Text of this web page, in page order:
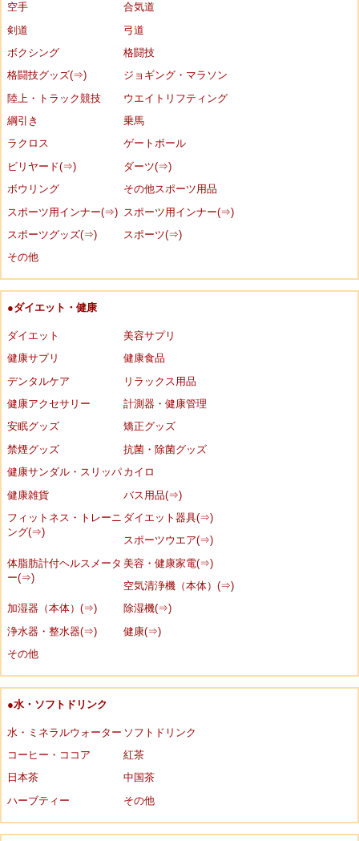
空手
合気道
剣道
弓道
ボクシング
格闘技
格闘技グッズ(⇒)
ジョギング・マラソン
陸上・トラック競技
ウエイトリフティング
綱引き
乗馬
ラクロス
ゲートボール
ビリヤード(⇒)
ダーツ(⇒)
ボウリング
その他スポーツ用品
スポーツ用インナー(⇒)
スポーツ用インナー(⇒)
スポーツグッズ(⇒)
スポーツ(⇒)
その他
●ダイエット・健康
ダイエット
美容サプリ
健康サプリ
健康食品
デンタルケア
リラックス用品
健康アクセサリー
計測器・健康管理
安眠グッズ
矯正グッズ
禁煙グッズ
抗菌・除菌グッズ
健康サンダル・スリッパ カイロ
健康雑貨
バス用品(⇒)
フィットネス・トレーニ
ング(⇒)
ダイエット器具(⇒)
スポーツウエア(⇒)
体脂肪計付ヘルスメータ
ー(⇒)
美容・健康家電(⇒)
空気清浄機（本体）(⇒)
加湿器（本体）(⇒)
除湿機(⇒)
浄水器・整水器(⇒)
健康(⇒)
その他
●水・ソフトドリンク
水・ミネラルウォーター ソフトドリンク
コーヒー・ココア
紅茶
日本茶
中国茶
ハーブティー
その他